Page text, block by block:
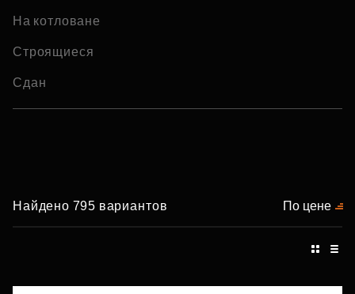
На котловане
Строящиеся
Сдан
Найдено 795 вариантов По цене